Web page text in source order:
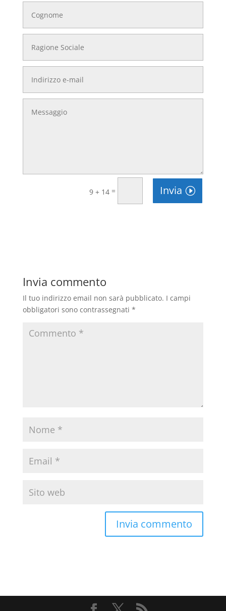
9 + 14 = Invia
Invia commento
Il tuo indirizzo email non sarà pubblicato. I campi
obbligatori sono contrassegnati *